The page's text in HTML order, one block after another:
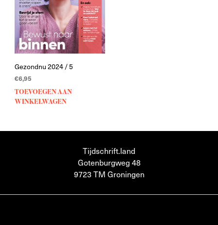
Gezondnu 2024 / 5
€6,95
TOEVOEGEN AAN
WINKELWAGEN
Tijdschrift.land
Gotenburgweg 48
9723 TM Groningen